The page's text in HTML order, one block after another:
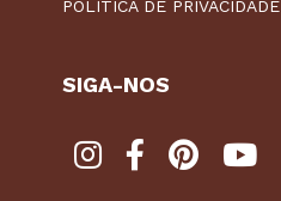
POLÍTICA DE PRIVACIDADE
SIGA-NOS